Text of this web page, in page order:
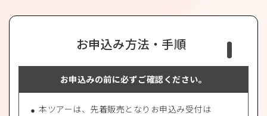
お申込み方法・手順
お申込みの前に必ずご確認ください。
本ツアーは、先着販売となりお申込み受付は